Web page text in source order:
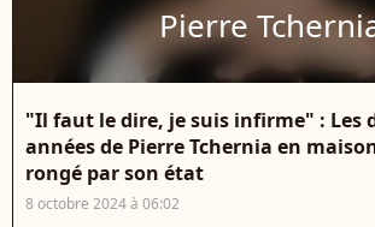
Pierre
"Il faut le dire, je suis infirme" : Les
années de Pierre Tchernia en
rongé par son état
8 octobre 2024 à 06:02